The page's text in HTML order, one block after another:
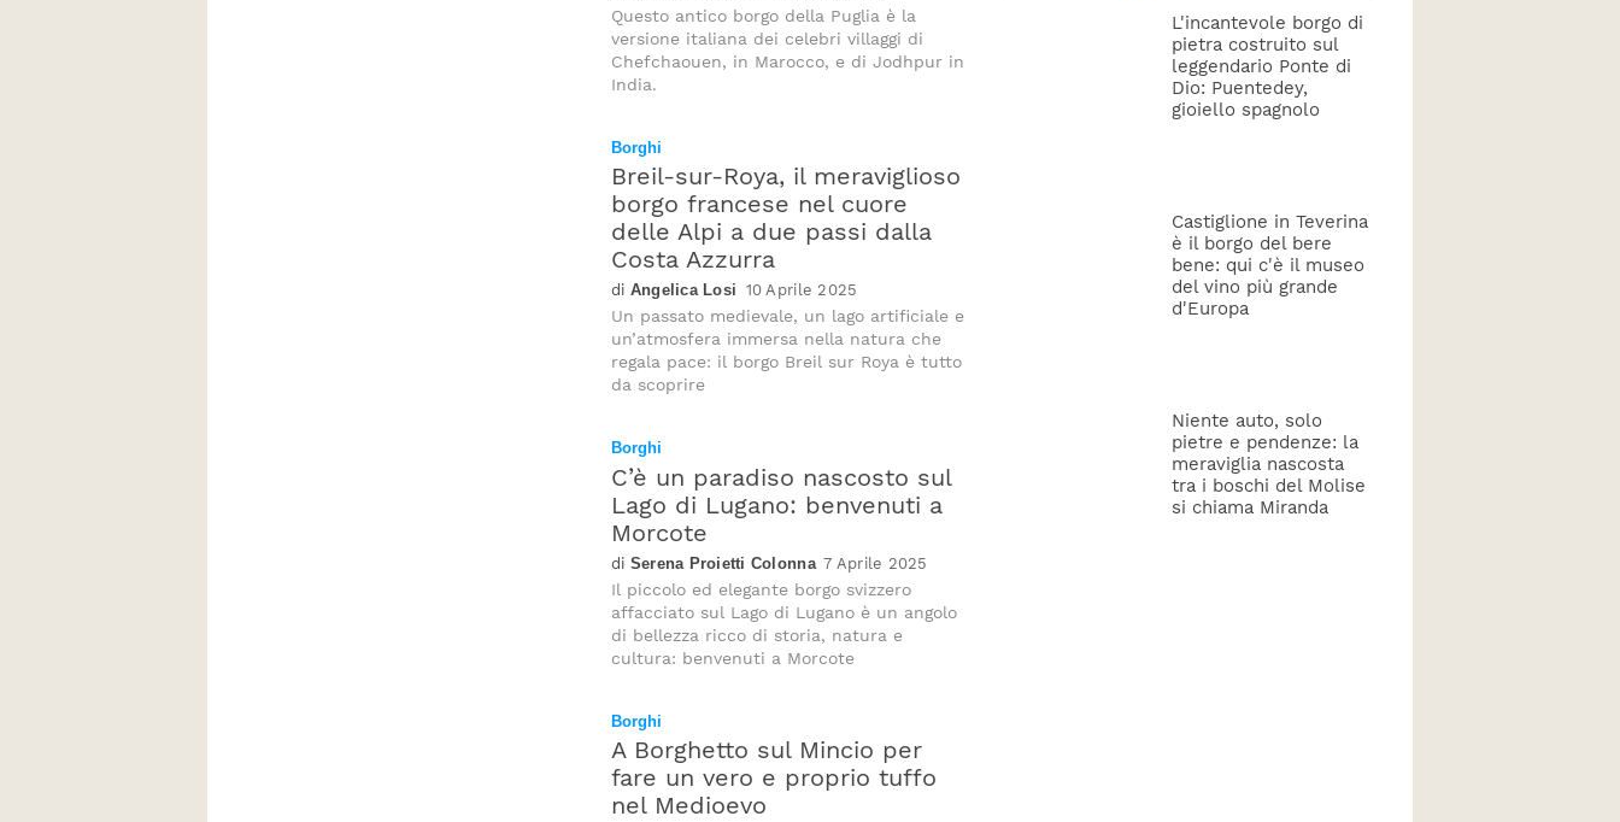
Questo antico borgo della Puglia è la
versione italiana dei celebri villaggi di
Chefchaouen, in Marocco, e di Jodhpur in
India.
Borghi
Breil-sur-Roya, il meraviglioso
borgo francese nel cuore
delle Alpi a due passi dalla
Costa Azzurra
Angelica Losi 10 Aprile 2025
Un passato medievale, un lago artificiale e
un’atmosfera immersa nella natura che
regala pace: il borgo Breil sur Roya è tutto
da scoprire
Borghi
C’è un paradiso nascosto sul
Lago di Lugano: benvenuti a
Morcote
Serena Proietti Colonna 7 Aprile 2025
Il piccolo ed elegante borgo svizzero
affacciato sul Lago di Lugano è un angolo
di bellezza ricco di storia, natura e
cultura: benvenuti a Morcote
Borghi
A Borghetto sul Mincio per
fare un vero e proprio tuffo
nel Medioevo
L'incantevole borgo di
pietra costruito sul
leggendario Ponte di
Dio: Puentedey,
gioiello spagnolo
Castiglione in Teverina
è il borgo del bere
bene: qui c'è il museo
del vino più grande
d'Europa
Niente auto, solo
pietre e pendenze: la
meraviglia nascosta
tra i boschi del Molise
si chiama Miranda